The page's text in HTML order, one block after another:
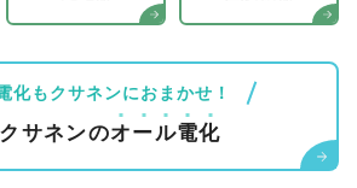
化もクサネンにおまかせ！
クサネンのオール電化